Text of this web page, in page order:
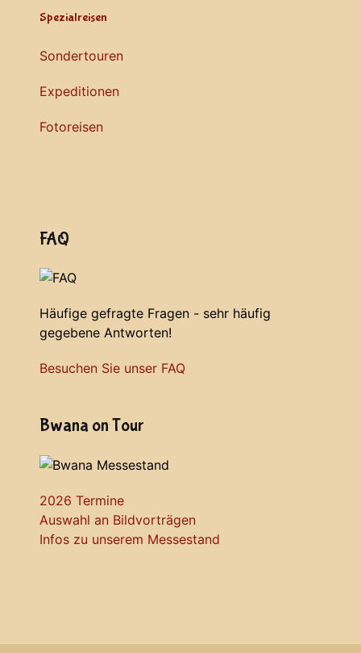
Spezialreisen
Sondertouren
Expeditionen
Fotoreisen
FAQ
Häufige gefragte Fragen - sehr häufig
gegebene Antworten!
Besuchen Sie unser FAQ
Bwana on Tour
2026 Termine
Auswahl an Bildvorträgen
Infos zu unserem Messestand